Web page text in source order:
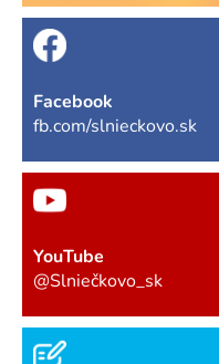
Facebook
fb.com/slnieckovo.sk
YouTube
@Slniečkovo_sk